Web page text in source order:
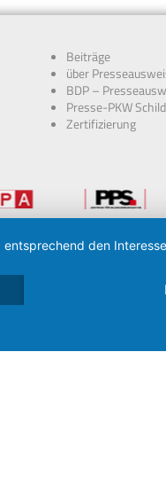
Beiträge
über
BDP –
Presse-PKW Schild
Zertifizierung
den